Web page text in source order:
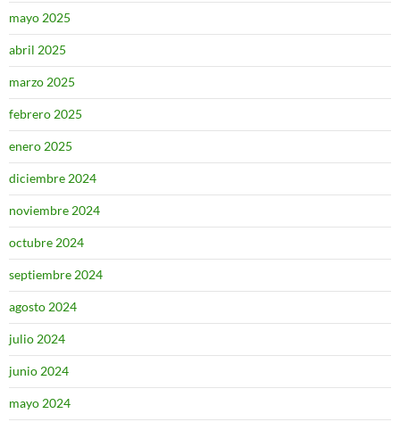
mayo 2025
abril 2025
marzo 2025
febrero 2025
enero 2025
diciembre 2024
noviembre 2024
octubre 2024
septiembre 2024
agosto 2024
julio 2024
junio 2024
mayo 2024